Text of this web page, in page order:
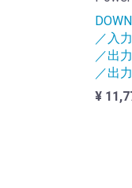
／入
／出
／出
¥